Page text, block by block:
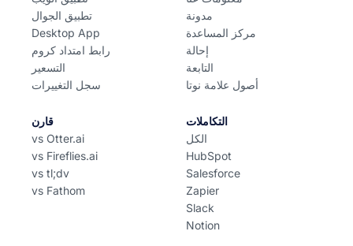
تطبيق الجوال
Desktop App
رابط امتداد كروم
التسعير
سجل التغييرات
مدونة
مركز المساعدة
إحالة
التابعة
أصول علامة نوتا
قارن
vs Otter.ai
vs Fireflies.ai
vs tl;dv
vs Fathom
التكاملات
الكل
HubSpot
Salesforce
Zapier
Slack
Notion